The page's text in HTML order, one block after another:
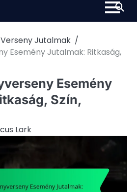
Jutalmak
Esemény Jutalmak: Ritkaság,
Esemény
Szín,
Lark